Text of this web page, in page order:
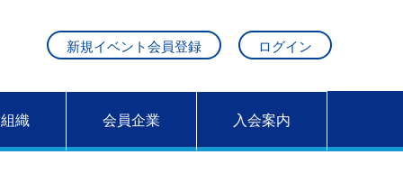
新規イベント会員登録 ログイン
織 会員企業 入会案内